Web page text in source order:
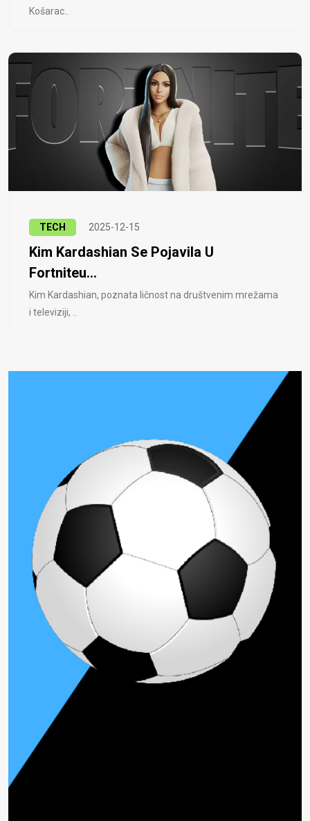
Košarac..
TECH 2025-12-15
Kim Kardashian Se Pojavila U
Fortniteu...
Kim Kardashian, poznata ličnost na društvenim mrežama
i televiziji, ..